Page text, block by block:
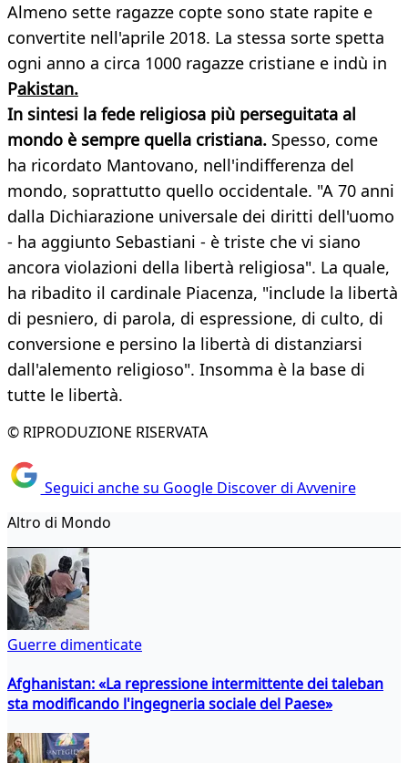
Almeno sette ragazze copte sono state rapite e
convertite nell'aprile 2018. La stessa sorte spetta
ogni anno a circa 1000 ragazze cristiane e indù in
Pakistan.
In sintesi la fede religiosa più perseguitata al
mondo è sempre quella cristiana. Spesso, come
ha ricordato Mantovano, nell'indifferenza del
mondo, soprattutto quello occidentale. "A 70 anni
dalla Dichiarazione universale dei diritti dell'uomo
- ha aggiunto Sebastiani - è triste che vi siano
ancora violazioni della libertà religiosa". La quale,
ha ribadito il cardinale Piacenza, "include la libertà
di pesniero, di parola, di espressione, di culto, di
conversione e persino la libertà di distanziarsi
dall'alemento religioso". Insomma è la base di
tutte le libertà.
© RIPRODUZIONE RISERVATA
Seguici anche su Google Discover di Avvenire
Altro di Mondo
Guerre dimenticate
Afghanistan: «La repressione intermittente dei taleban
sta modificando l'ingegneria sociale del Paese»